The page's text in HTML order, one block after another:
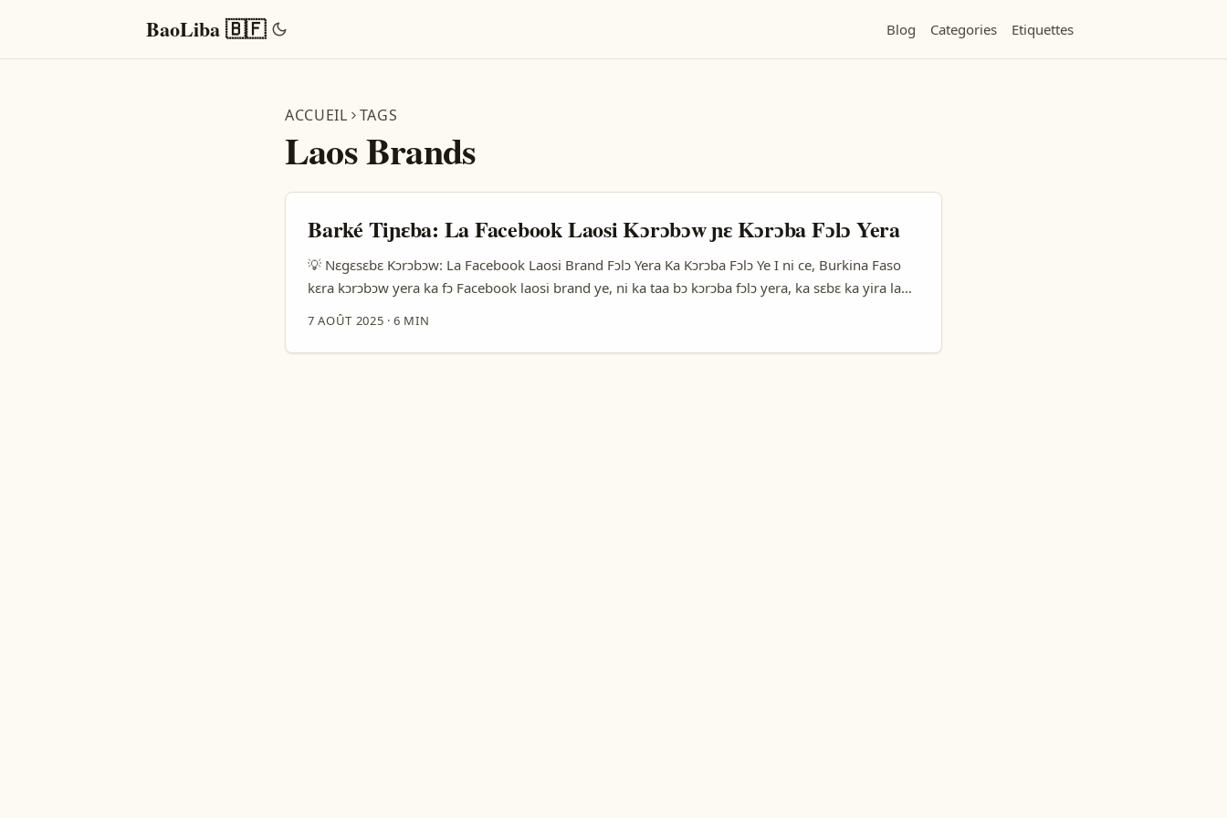
BaoLiba 🇧🇫 Blog Categories Etiquettes
ACCUEIL TAGS
Laos Brands
Barké Tiɲɛba: La Facebook Laosi Kɔrɔbɔw ɲɛ Kɔrɔba Fɔlɔ Yera
💡 Nɛgɛsɛbɛ Kɔrɔbɔw: La Facebook Laosi Brand Fɔlɔ Yera Ka Kɔrɔba Fɔlɔ Ye I ni ce, Burkina Faso
kɛra kɔrɔbɔw yera ka fɔ Facebook laosi brand ye, ni ka taa bɔ kɔrɔba fɔlɔ yera, ka sɛbɛ ka yira laosi
travel planning guides. A bɛ bɔ bɛɛ ye ni, sisan yira kɛla social media la dun ka taa bɔ kɔrɔba fɔlɔ
kɔrɔba ye ni i bɛ fɔ ka sigi brand laosi kɔrɔbɔw yira ka fɔlɔ sisan yira. ...
7 AOÛT 2025 ·6 MIN